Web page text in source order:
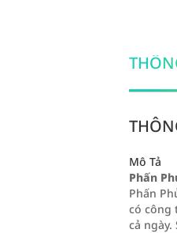
Mô Tả
Phấn
Phấn
có công
cả